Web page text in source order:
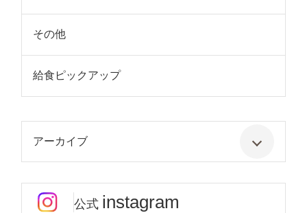
その他
給食ピックアップ
アーカイブ
公式 instagram